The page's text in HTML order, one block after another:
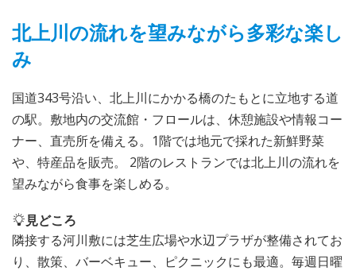
北上川の流れを望みながら多彩な楽し
み
国道343号沿い、北上川にかかる橋のたもとに立地する道
の駅。敷地内の交流館・フロールは、休憩施設や情報コー
ナー、直売所を備える。1階では地元で採れた新鮮野菜
や、特産品を販売。 2階のレストランでは北上川の流れを
望みながら食事を楽しめる。
見どころ
隣接する河川敷には芝生広場や水辺プラザが整備されてお
り、散策、バーベキュー、ピクニックにも最適。毎週日曜